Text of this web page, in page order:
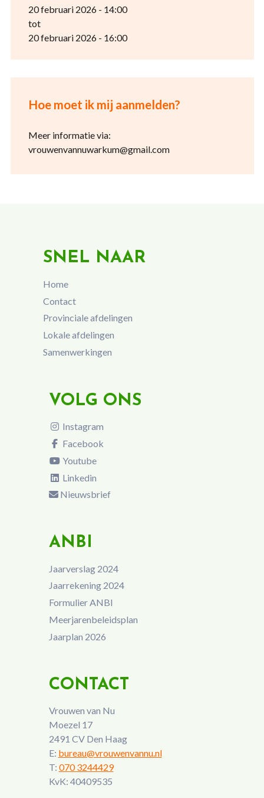
20 februari 2026 - 14:00
tot
20 februari 2026 - 16:00
Hoe moet ik mij aanmelden?
Meer informatie via:
vrouwenvannuwarkum@gmail.com
SNEL NAAR
Home
Contact
Provinciale afdelingen
Lokale afdelingen
Samenwerkingen
VOLG ONS
Instagram
Facebook
Youtube
Linkedin
Nieuwsbrief
ANBI
Jaarverslag 2024
Jaarrekening 2024
Formulier ANBI
Meerjarenbeleidsplan
Jaarplan 2026
CONTACT
Vrouwen van Nu
Moezel 17
2491 CV Den Haag
E: bureau@vrouwenvannu.nl
T: 070 3244429
KvK: 40409535